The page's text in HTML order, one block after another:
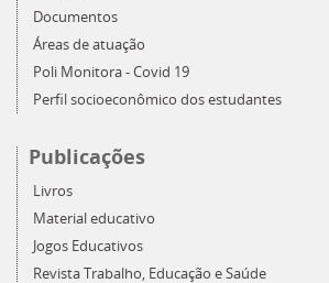
Documentos
Áreas de atuação
Poli Monitora - Covid 19
Perfil socioeconômico dos estudantes
Publicações
Livros
Material educativo
Jogos Educativos
Revista Trabalho, Educação e Saúde